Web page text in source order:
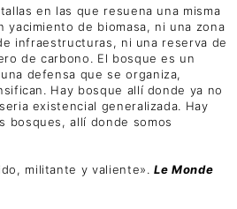
en las que resuena una misma
yacimiento de biomasa, ni una zona
infraestructuras, ni una reserva de
de carbono. El bosque es un
defensa que se organiza,
Hay bosque allí donde ya no
existencial generalizada. Hay
bosques, allí donde somos
militante y valiente».Le Monde